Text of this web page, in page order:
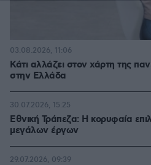
Κάτι αλλάζει στον χάρτη της
στην Ελλάδα
03.08.2026, 11:06
Εθνική Τράπεζα: Η κορυφαία
μεγάλων έργων
30.07.2026, 15:25
29.07.2026, 09:39